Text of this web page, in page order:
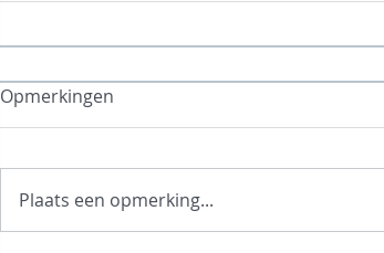
Opmerkingen
Plaats een opmerking...